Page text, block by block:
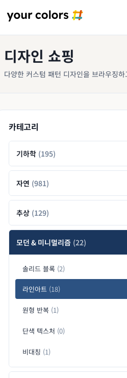
디자인 쇼핑
다양한 커스텀 패턴 디자인을 브라우징
카테고리
기하학 (195)
자연 (981)
추상 (129)
모던 & 미니멀리즘 (22)
솔리드 블록 (2)
라인아트 (18)
원형 반복 (1)
단색 텍스처 (0)
비대칭 (1)